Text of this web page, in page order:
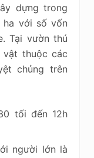
dựng trong
với số vốn
Tại vườn thú
thuộc các
chủng trên
tối đến 12h
người lớn là